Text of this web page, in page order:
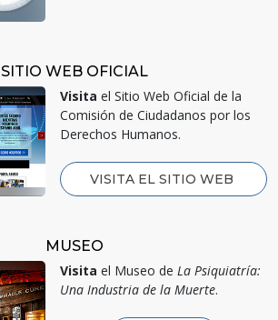
SITIO WEB OFICIAL
Visita el Sitio Web Oficial de la
Comisión de Ciudadanos por los
Derechos Humanos.
VISITA EL SITIO WEB
MUSEO
Visita el Museo de La Psiquiatría:
Una Industria de la Muerte.